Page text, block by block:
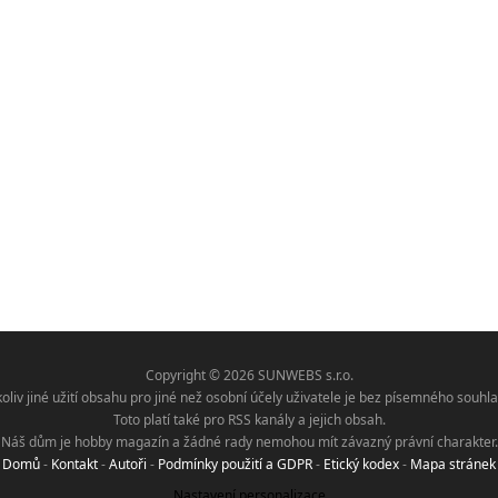
Copyright © 2026 SUNWEBS s.r.o.
jiné užití obsahu pro jiné než osobní účely uživatele je bez písemného
Toto platí také pro RSS kanály a jejich obsah.
Náš dům je hobby magazín a žádné rady nemohou mít závazný právní charakter.
Domů- Kontakt-Autoři - Podmínky použití a GDPR- Etický kodex- Mapa stránek